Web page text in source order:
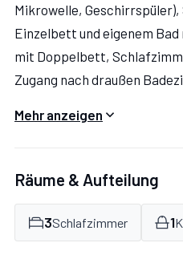
Mikrowelle,
Einzelbett und eigenem
mit Doppelbett,
Zugang nach draußen
Ausgestatteter privater
Mehr anzeigen
Räume & Aufteilung
3Schlafzimmer 1